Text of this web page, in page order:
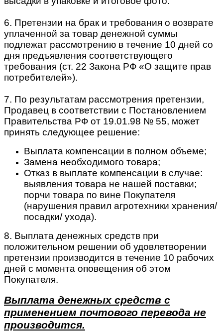
6. Претензии на брак и требования о возврате
уплаченной за товар денежной суммы
подлежат рассмотрению в течение 10 дней со
дня предъявления соответствующего
требования (ст. 22 Закона РФ «О защите прав
потребителей»).
7. По результатам рассмотрения претензии,
Продавец в соответствии с Постановлением
Правительства РФ от 19.01.98 № 55, может
принять следующее решение:
Выплата компенсации в полном объеме;
Замена необходимого товара;
Отказ в выплате компенсации в случае:
выявления товара не нашей поставки;
порчи товара по вине Покупателя
(нарушения правил агротехники хранения/
посадки/ ухода).
8. Выплата денежных средств при
положительном решении об удовлетворении
претензии производится в течение 10 рабочих
дней с момента оповещения об этом
Покупателя.
Выплата денежных средств с
применением почтового перевода не
производится.